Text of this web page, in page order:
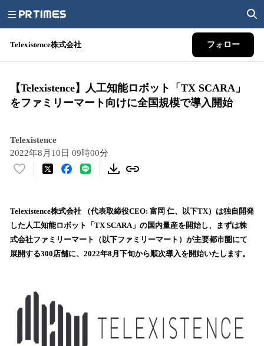
Telexistence株式会社 フォロー
【Telexistence】人工知能ロボット「TX SCARA」
をファミリーマート向けに全国規模で導入開始
Telexistence
2022年8月10日 09時00分
い
！
数
を
読
み
中
で
Telexistence株式会社 （代表取締役CEO: 富岡 仁、以下TX）は独自開発
した人工知能ロボット「TX SCARA」の国内量産を開始し、まずは株
式会社ファミリーマート（以下ファミリーマート）が主要都市圏にて
展開する300店舗に、2022年8月下旬から順次導入を開始いたします。